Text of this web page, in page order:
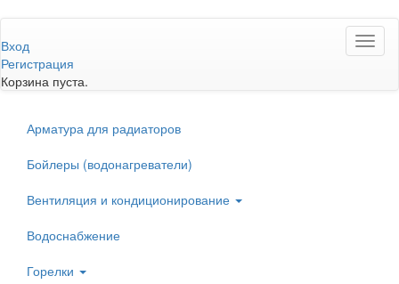
к
основному
содержанию
Вход
Регистрация
Корзина пуста.
Арматура для радиаторов
Бойлеры (водонагреватели)
Вентиляция и кондиционирование
Водоснабжение
Горелки